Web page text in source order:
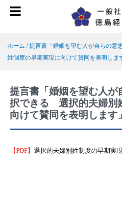
ホーム /提言書「婚姻を望む人が自らの意
姓制度の早期実現に向けて賛同を表明しま
提言書「婚姻を望む人が
択できる 選択的夫婦別
向けて賛同を表明します」
【PDF】 選択的夫婦別姓制度の早期実